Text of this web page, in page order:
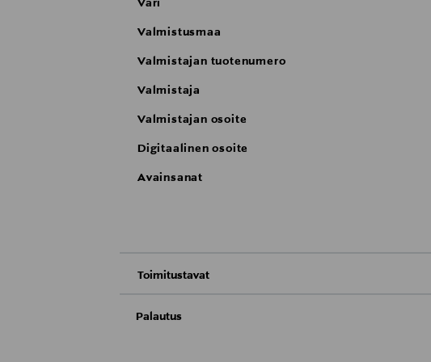
Väri
Valmistusmaa
Valmistajan tuotenumero
Valmistaja
Valmistajan osoite
Digitaalinen osoite
Avainsanat
Toimitustavat
Palautus